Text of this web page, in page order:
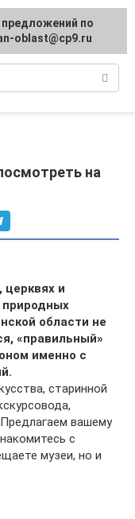
на
и
природных
области не
«правильный»
именно с
старинной
вашему
с
музеи, но и
по
oblast@cp9.ru